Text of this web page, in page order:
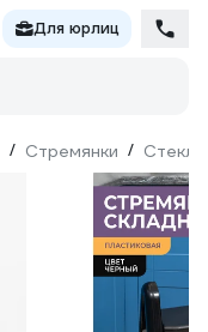
Для юрлиц
/ Стремянки /